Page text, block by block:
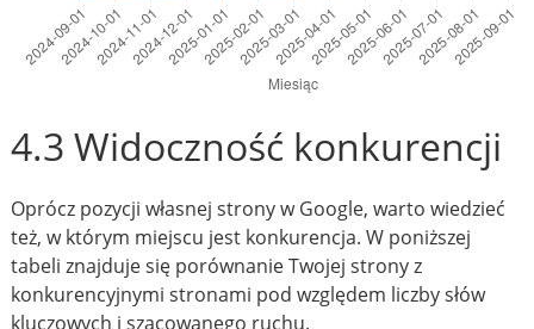
4.3 Widoczność konkurencji
Oprócz pozycji własnej strony w Google, warto wiedzieć
też, w którym miejscu jest konkurencja. W poniższej
tabeli znajduje się porównanie Twojej strony z
konkurencyjnymi stronami pod względem liczby słów
kluczowych i szacowanego ruchu.